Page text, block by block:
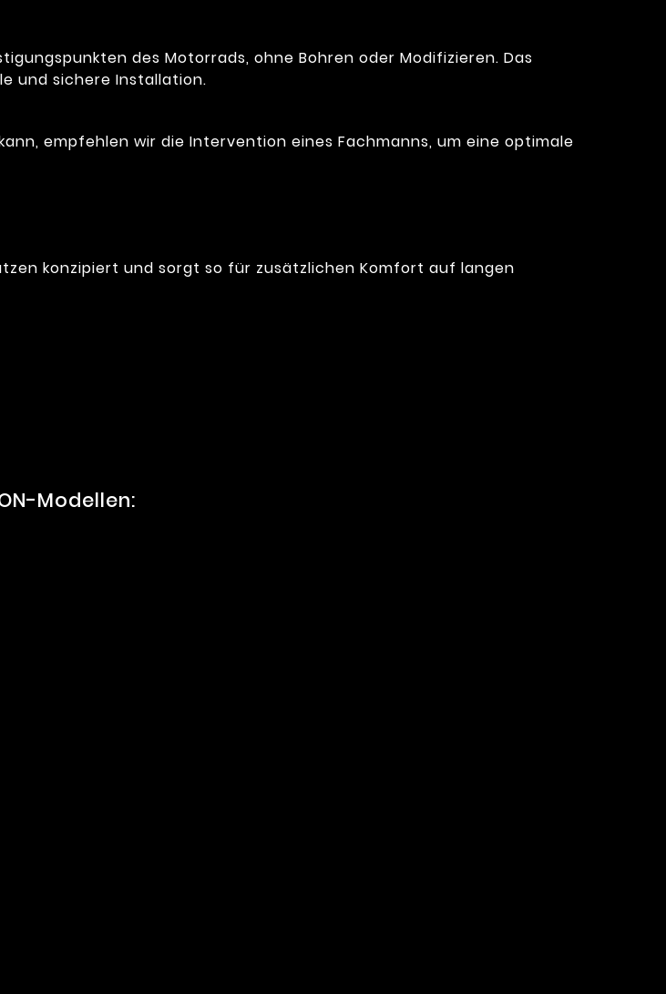
des Motorrads, ohne Bohren oder Modifizieren. Das
und sichere Installation.
empfehlen wir die Intervention eines Fachmanns, um eine optimale
konzipiert und sorgt so für zusätzlichen Komfort auf langen
Modellen: